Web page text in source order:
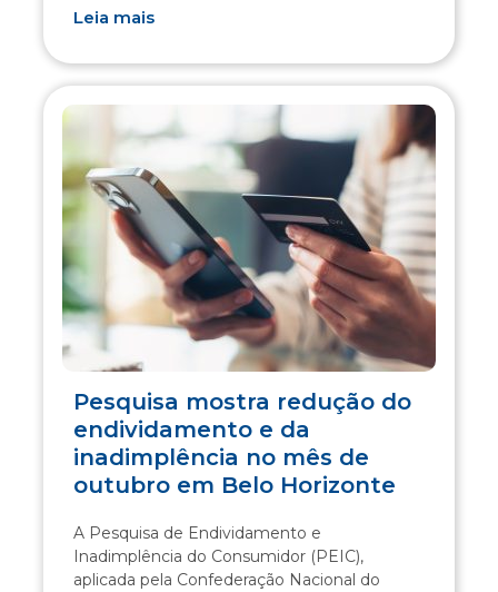
Leia mais
Pesquisa mostra redução do
endividamento e da
inadimplência no mês de
outubro em Belo Horizonte
A Pesquisa de Endividamento e
Inadimplência do Consumidor (PEIC),
aplicada pela Confederação Nacional do